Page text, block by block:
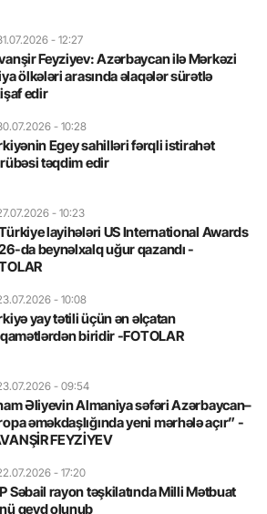
- 12:27
Feyziyev: Azərbaycan ilə Mərkəzi
ölkələri arasında əlaqələr sürətlə
edir
- 10:28
Egey sahilləri fərqli istirahət
təqdim edir
- 10:23
layihələri US International Awards
da beynəlxalq uğur qazandı -
- 10:08
yay tətili üçün ən əlçatan
biridir -FOTOLAR
- 09:54
Əliyevin Almaniya səfəri Azərbaycan–
əməkdaşlığında yeni mərhələ açır” -
FEYZİYEV
- 17:20
Səbail rayon təşkilatında Milli Mətbuat
qeyd olunub